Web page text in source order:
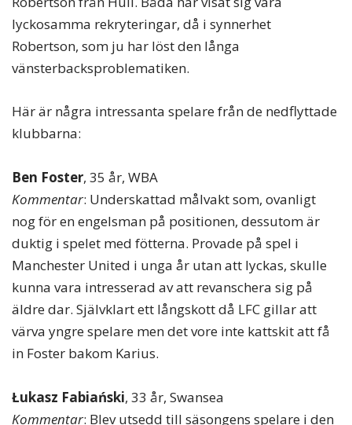
lyckosamma rekryteringar, då i synnerhet
Robertson, som ju har löst den långa
vänsterbacksproblematiken.
Här är några intressanta spelare från de nedflyttade
klubbarna:
Ben Foster, 35 år, WBA
Kommentar: Underskattad målvakt som, ovanligt
nog för en engelsman på positionen, dessutom är
duktig i spelet med fötterna. Provade på spel i
Manchester United i unga år utan att lyckas, skulle
kunna vara intresserad av att revanschera sig på
äldre dar. Självklart ett långskott då LFC gillar att
värva yngre spelare men det vore inte kattskit att få
in Foster bakom Karius.
Łukasz Fabiański, 33 år, Swansea
Kommentar: Blev utsedd till säsongens spelare i den